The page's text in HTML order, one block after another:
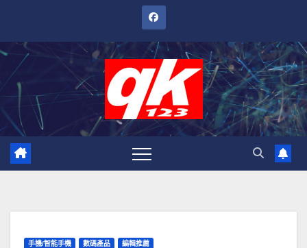
內
手機/智能手機 數碼產品 編輯推薦